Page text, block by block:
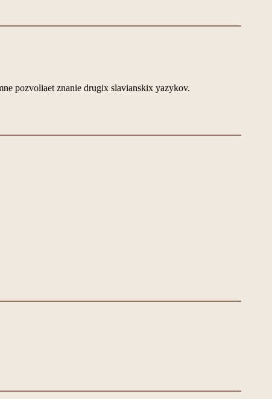
pozvoliaet znanie drugix slavianskix yazykov.